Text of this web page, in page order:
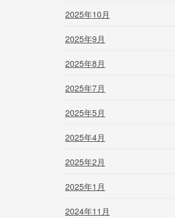
2025年10月
2025年9月
2025年8月
2025年7月
2025年5月
2025年4月
2025年2月
2025年1月
2024年11月